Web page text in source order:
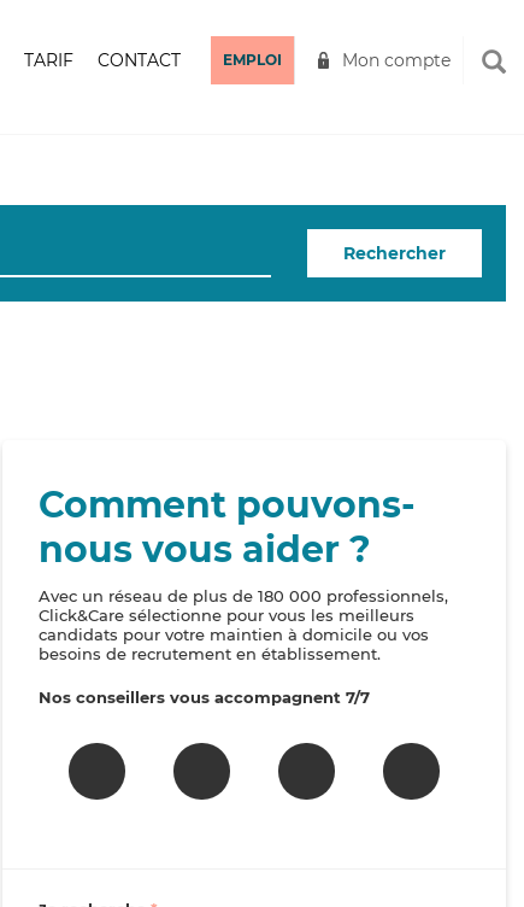
TARIF CONTACT EMPLOI Mon compte
Rechercher
Comment pouvons-
nous vous aider ?
Avec un réseau de plus de 180 000 professionnels,
Click&Care sélectionne pour vous les meilleurs
candidats pour votre maintien à domicile ou vos
besoins de recrutement en établissement.
Nos conseillers vous accompagnent 7/7